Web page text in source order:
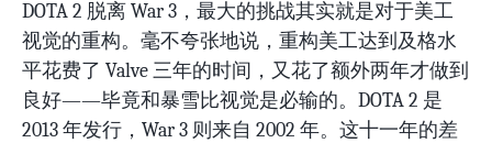
DOTA 2 脱离 War 3，最大的挑战其实就是对于美工
视觉的重构。毫不夸张地说，重构美工达到及格水
平花费了 Valve 三年的时间，又花了额外两年才做到
良好——毕竟和暴雪比视觉是必输的。DOTA 2 是
2013 年发行，War 3 则来自 2002 年。这十一年的差